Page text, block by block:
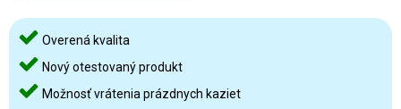
Overená kvalita
Nový otestovaný produkt
Možnosť vrátenia prázdnych kaziet